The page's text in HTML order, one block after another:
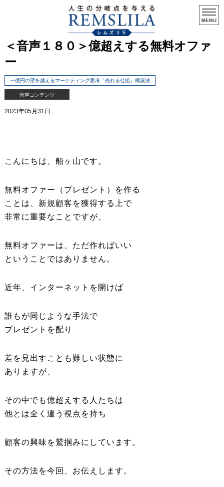
＜音声１８０＞億超えする無料オファ
ー
一億円の壁を越えるマーケティング思考「売れる仕組」構築法
音声コンテンツ
2023年05月31日
こんにちは、船ヶ山です。
無料オファー（プレゼント）を作る
ことは、新規顧客を獲得する上で
非常に重要なことですが、
無料オファーは、ただ作ればいい
ということではありません。
近年、インターネットを開けば
誰もが同じような手法で
プレゼントを配り
差を見出すことも難しい状態に
ありますが、
その中でも億超えする人たちは
他とは全く違う視点を持ち
顧客の興味を鷲掴みにしています。
その方法を今回、お伝えします。